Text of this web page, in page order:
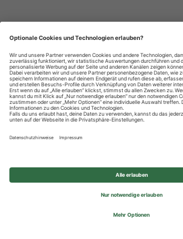
Datenschutzhinweise
Impressum
Privatsphäre-
© 2026 REWE Group - All rights